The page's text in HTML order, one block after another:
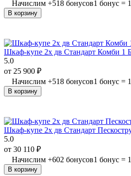
Начислим +518 бонусов1 бонус =
В корзину
Шкаф-купе 2х дв Стандарт Комби 1
5.0
от 25 900 ₽
Начислим +518 бонусов1 бонус =
В корзину
Шкаф-купе 2х дв Стандарт
5.0
от 30 110 ₽
Начислим +602 бонусов1 бонус =
В корзину